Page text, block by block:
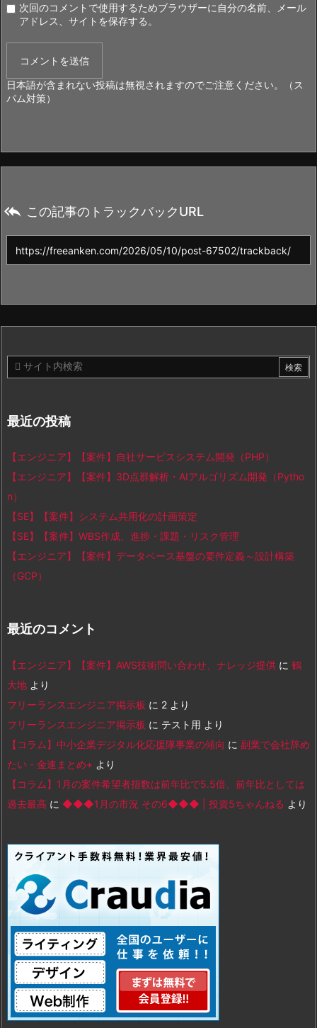
次回のコメントで使用するためブラウザーに自分の名前、メール
アドレス、サイトを保存する。
日本語が含まれない投稿は無視されますのでご注意ください。（ス
パム対策）
 この記事のトラックバックURL
最近の投稿
【エンジニア】【案件】自社サービスシステム開発（PHP）
【エンジニア】【案件】3D点群解析・AIアルゴリズム開発（Pytho
n）
【SE】【案件】システム共用化の計画策定
【SE】【案件】WBS作成、進捗・課題・リスク管理
【エンジニア】【案件】データベース基盤の要件定義～設計構築
（GCP）
最近のコメント
【エンジニア】【案件】AWS技術問い合わせ、ナレッジ提供 に 鶴
大地 より
フリーランスエンジニア掲示板 に 2 より
フリーランスエンジニア掲示板 に テスト用 より
【コラム】中小企業デジタル化応援隊事業の傾向 に 副業で会社辞め
たい - 金速まとめ+ より
【コラム】1月の案件希望者指数は前年比で5.5倍、前年比としては
過去最高 に ◆◆◆1月の市況 その6◆◆◆ | 投資5ちゃんねる より